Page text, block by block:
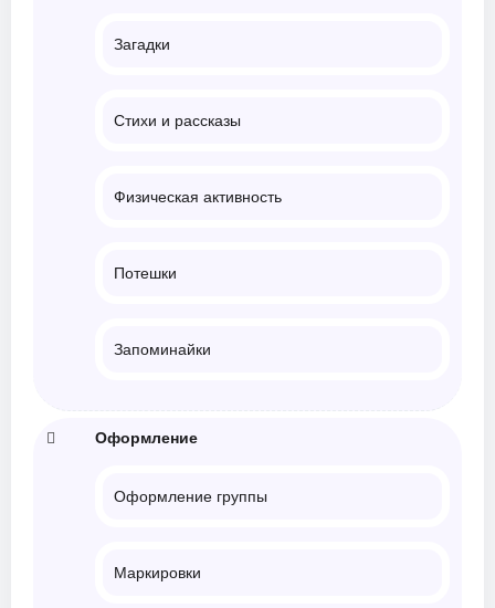
Загадки
Стихи и рассказы
Физическая активность
Потешки
Запоминайки
Оформление
Оформление группы
Маркировки